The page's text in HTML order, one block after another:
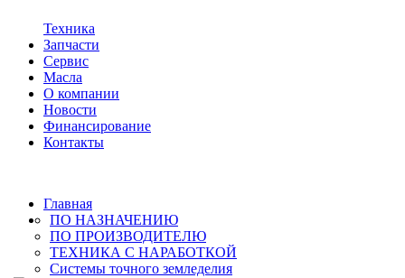
Техника
Запчасти
Сервис
Масла
О компании
Новости
Финансирование
Контакты
Главная
ПО НАЗНАЧЕНИЮ
ПО ПРОИЗВОДИТЕЛЮ
ТЕХНИКА С НАРАБОТКОЙ
Системы точного земледелия